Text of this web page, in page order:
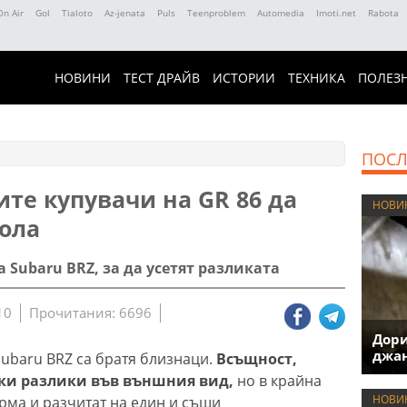
Air Gol Tialoto Az-jenata Puls Teenproblem Automedia Imoti.net Rabota
НОВИНИ ТЕСТ ДРАЙВ ИСТОРИИ ТЕХНИКА
купувачи на GR 86 да
BRZ, за да усетят разликата
Прочитания: 6696
BRZ са братя близнаци. Всъщност,
разлики във външния вид, но в крайна
и разчитат на един и същи